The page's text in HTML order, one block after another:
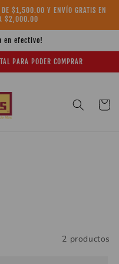
$1,500.00 Y ENVÍO GRATIS EN
A $2,000.00
en efectivo!
PARA PODER COMPRAR
Carrito
2 productos